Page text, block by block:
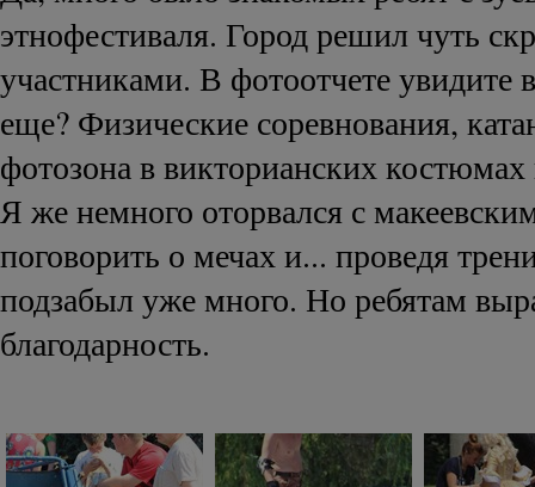
этнофестиваля. Город решил чуть
участниками. В фотоотчете увидите
еще? Физические соревнования,
фотозона в викторианских
Я же немного оторвался с
поговорить о мечах и... проведя
подзабыл уже много. Но ребятам
благодарность.